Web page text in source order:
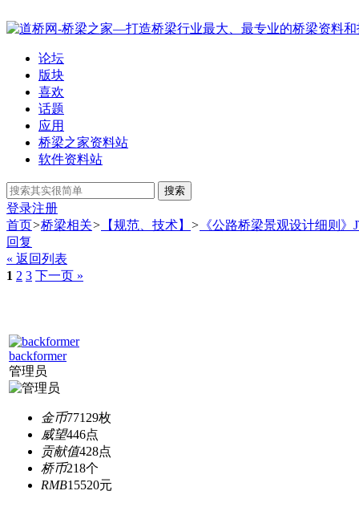
论坛
版块
喜欢
话题
应用
桥梁之家资料站
软件资料站
搜索
登录注册
首页>桥梁相关> 【规范、技术】 > 《公路桥梁景观设计细则》
回复
« 返回列表
1 2 3 下一页 »
backformer
管理员
金币77129枚
威望446点
贡献值428点
桥币218个
RMB15520元